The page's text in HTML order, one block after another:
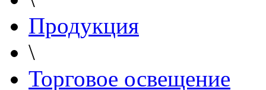
Продукция
\
Торговое освещение